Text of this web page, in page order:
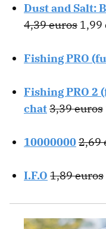
Dust and Salt:
4,39 euros 1,99
Fishing PRO
Fishing PRO
chat3,39 euros
100000002,69
I.F.O 1,89 euros